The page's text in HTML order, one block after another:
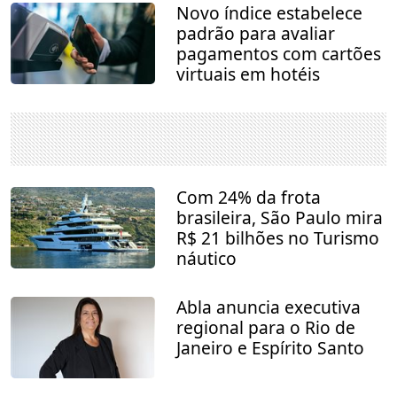
Novo índice estabelece
padrão para avaliar
pagamentos com cartões
virtuais em hotéis
Com 24% da frota
brasileira, São Paulo mira
R$ 21 bilhões no Turismo
náutico
Abla anuncia executiva
regional para o Rio de
Janeiro e Espírito Santo